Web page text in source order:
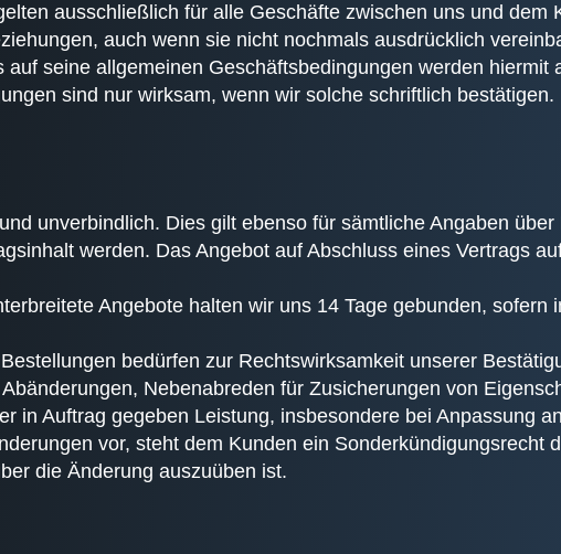
ausschließlich für alle Geschäfte zwischen uns und
auch wenn sie nicht nochmals ausdrücklich
seine allgemeinen Geschäftsbedingungen werden hiermit
sind nur wirksam, wenn wir solche schriftlich bestätigen.
unverbindlich. Dies gilt ebenso für sämtliche Angaben
werden. Das Angebot auf Abschluss eines Vertrags
Angebote halten wir uns 14 Tage gebunden,
bedürfen zur Rechtswirksamkeit unserer
Nebenabreden für Zusicherungen von
in Auftrag gegeben Leistung, insbesondere bei Anpassung
vor, steht dem Kunden ein Sonderkündigungsrecht
die Änderung auszuüben ist.